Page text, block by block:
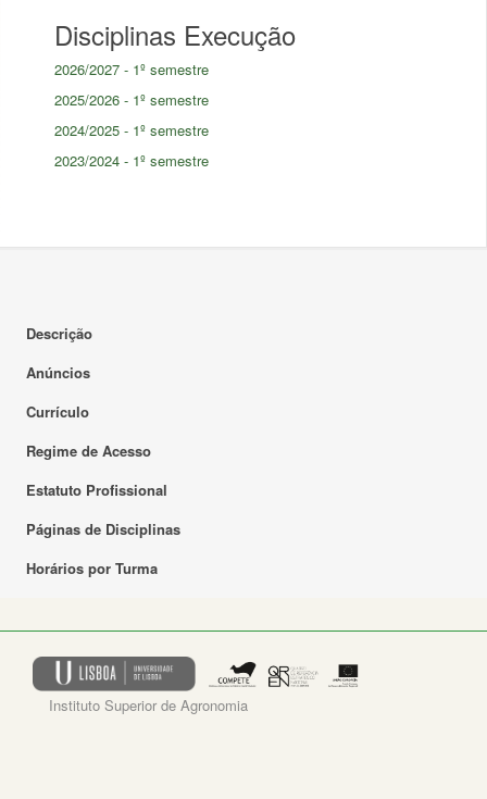
Disciplinas Execução
2026/2027 - 1º semestre
2025/2026 - 1º semestre
2024/2025 - 1º semestre
2023/2024 - 1º semestre
Descrição
Anúncios
Currículo
Regime de Acesso
Estatuto Profissional
Páginas de Disciplinas
Horários por Turma
Instituto Superior de Agronomia